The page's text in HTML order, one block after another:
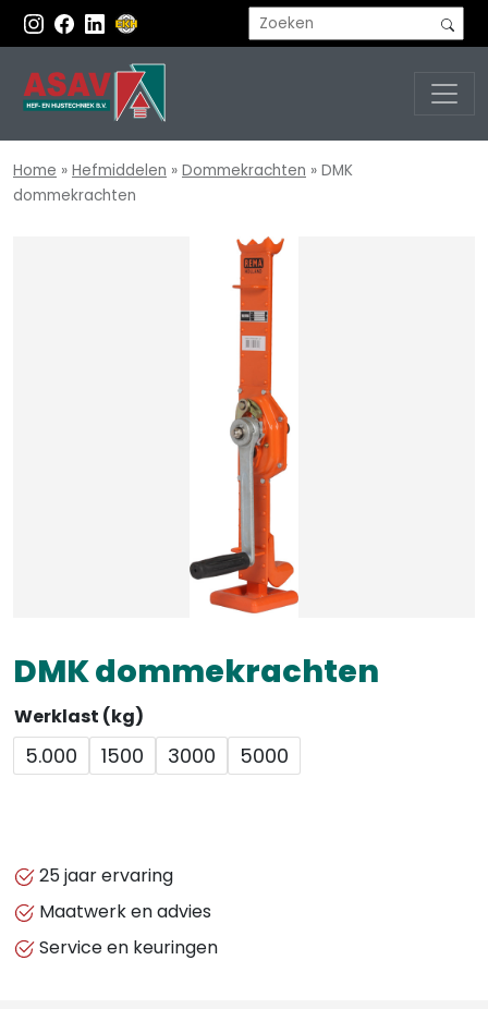
Home » Hefmiddelen » Dommekrachten » DMK
dommekrachten
DMK dommekrachten
Werklast (kg)
5.000 1500 3000 5000
25 jaar ervaring
Maatwerk en advies
Service en keuringen